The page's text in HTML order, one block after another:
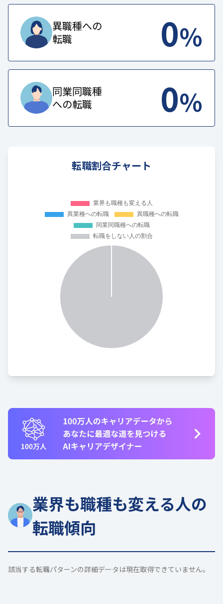
異職種への
転職
0%
同業同職種
への転職
0%
転職割合チャート
業界も職種も変える人の
転職傾向
該当する転職パターンの詳細データは現在取得できていません。